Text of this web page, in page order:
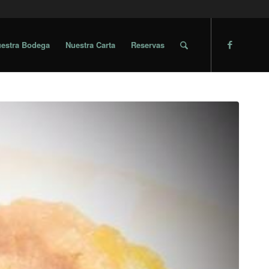
Bodega Nuestra Carta Reservas